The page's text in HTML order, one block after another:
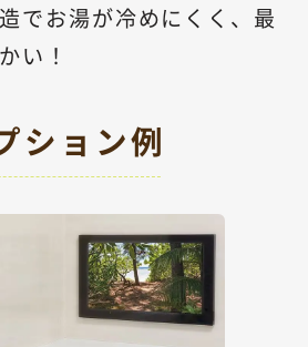
でお湯が冷めにくく、最
い！
ション例